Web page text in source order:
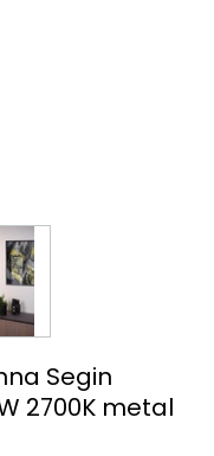
Segin
2700K metal